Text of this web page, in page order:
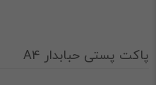
پاکت پستی حبابدار A4